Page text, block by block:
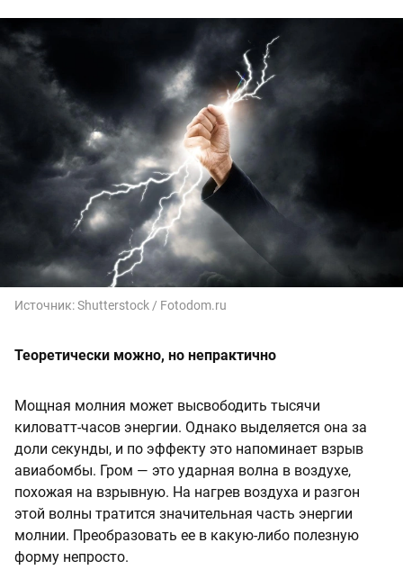
Источник:Shutterstock / Fotodom.ru
Теоретически можно, но непрактично
Мощная молния может высвободить тысячи
киловатт-часов энергии. Однако выделяется она за
доли секунды, и по эффекту это напоминает взрыв
авиабомбы. Гром — это ударная волна в воздухе,
похожая на взрывную. На нагрев воздуха и разгон
этой волны тратится значительная часть энергии
молнии. Преобразовать ее в какую-либо полезную
форму непросто.